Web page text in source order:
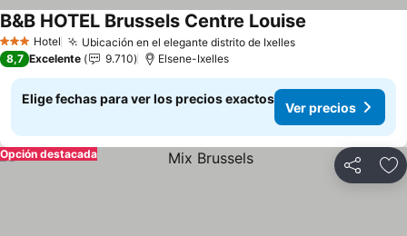
3 Estrellas
Hotel Ubicación en el elegante distrito de IxellesVer precios
B&B HOTEL Brussels Centre Louise
8,7 Excelente 9.710 Elsene-Ixelles
Elige fechas para ver los precios exactos
Ver precios
Compartir
Opción destacada